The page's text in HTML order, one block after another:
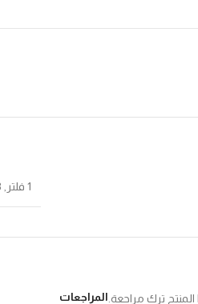
1 فلتر 3
المراجعات ترك مراجعة.